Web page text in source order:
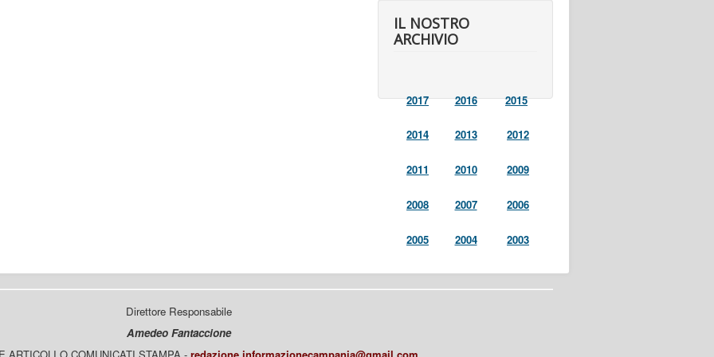
IL NOSTRO
ARCHIVIO
2017 2016 2015
2014 2013 2012
2011 2010 2009
2008 2007 2006
2005 2004 2003
Direttore Responsabile
Amedeo Fantaccione